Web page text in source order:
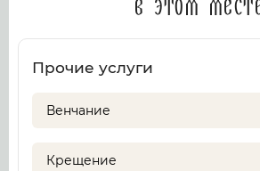
в этом
Прочие услуги
Венчание
Крещение